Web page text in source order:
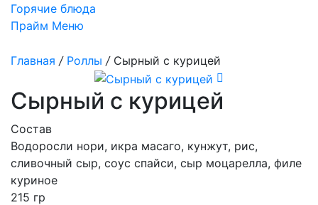
Горячие блюда
Прайм Меню
Главная / Роллы /Сырный с курицей
Сырный с курицей
Состав
Водоросли нори, икра масаго, кунжут, рис,
сливочный сыр, соус спайси, сыр моцарелла, филе
куриное
215 гр